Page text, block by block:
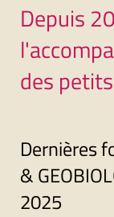
Depuis
des
Dernières
&
2025